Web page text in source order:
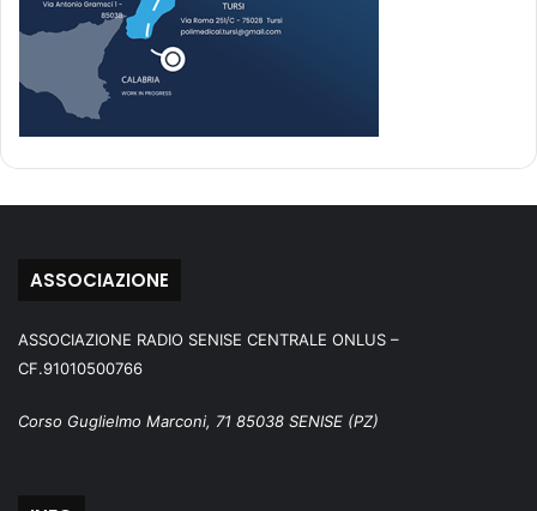
ASSOCIAZIONE
ASSOCIAZIONE RADIO SENISE CENTRALE ONLUS –
CF.91010500766
Corso Guglielmo Marconi, 71 85038 SENISE (PZ)